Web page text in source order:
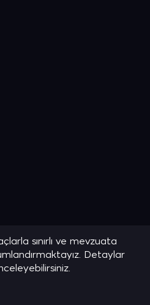
sınırlı ve mevzuata
Detaylar